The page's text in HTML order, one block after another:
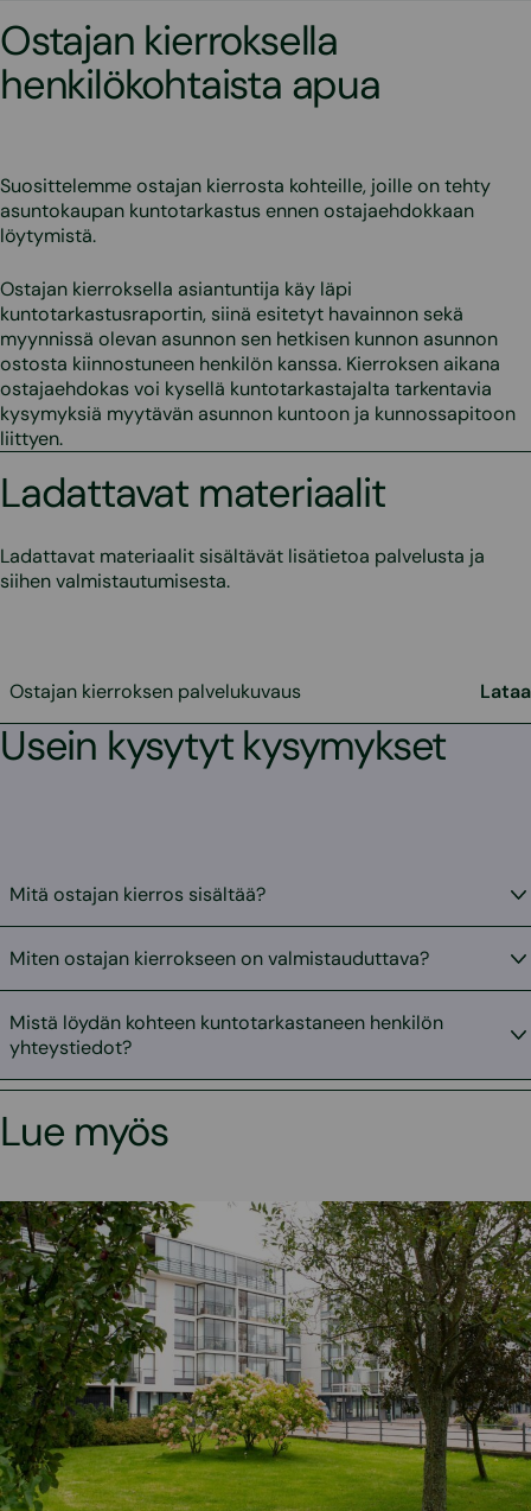
Ostajan kierroksella
henkilökohtaista apua
Suosittelemme ostajan kierrosta kohteille, joille on tehty
asuntokaupan kuntotarkastus ennen ostajaehdokkaan
löytymistä.
Ostajan kierroksella asiantuntija käy läpi
kuntotarkastusraportin, siinä esitetyt havainnon sekä
myynnissä olevan asunnon sen hetkisen kunnon asunnon
ostosta kiinnostuneen henkilön kanssa. Kierroksen aikana
ostajaehdokas voi kysellä kuntotarkastajalta tarkentavia
kysymyksiä myytävän asunnon kuntoon ja kunnossapitoon
liittyen.
Ladattavat materiaalit
Ladattavat materiaalit sisältävät lisätietoa palvelusta ja
siihen valmistautumisesta.
Ostajan kierroksen palvelukuvaus Lataa
Usein kysytyt kysymykset
Mitä ostajan kierros sisältää?
Miten ostajan kierrokseen on valmistauduttava?
Mistä löydän kohteen kuntotarkastaneen henkilön
yhteystiedot?
Lue myös